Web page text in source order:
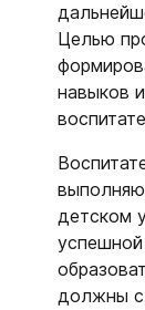
Целью
навыков
детском
успешной
должны